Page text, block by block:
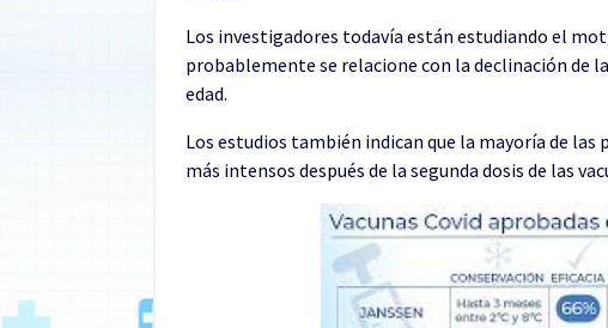
Los investigadores todavía están estudiando el
probablemente se relacione con la declinación de
edad.
Los estudios también indican que la mayoría de
más intensos después de la segunda dosis de las